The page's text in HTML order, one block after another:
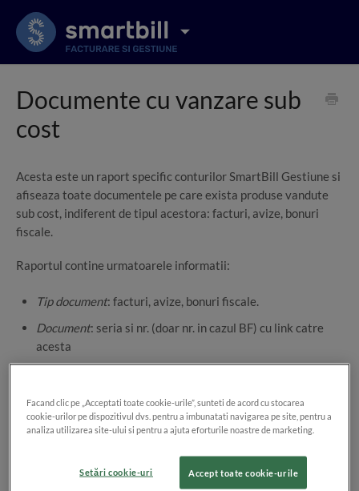
Documente cu vanzare sub
cost
Acesta este un raport specific conturilor SmartBill Gestiune si
afiseaza toate documentele pe care exista produse vandute
sub cost, indiferent de tipul acestora: facturi, avize, bonuri
fiscale.
Raportul contine urmatoarele informatii:
Tip document: facturi, avize, bonuri fiscale.
Document: seria si nr. (doar nr. in cazul BF) cu link catre
acesta
Client
Status: De verificat, Verifica
Facand clic pe „Acceptati toate cookie-urile”, sunteti de acord cu stocarea
cookie-urilor pe dispozitivul dvs. pentru a imbunatati navigarea pe site, pentru a
analiza utilizarea site-ului si pentru a ajuta eforturile noastre de marketing.
Accept toate cookie-urile
Setări cookie-uri